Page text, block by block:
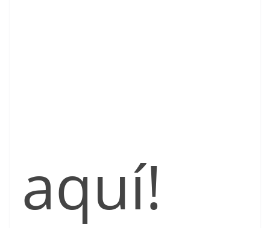
aquí!